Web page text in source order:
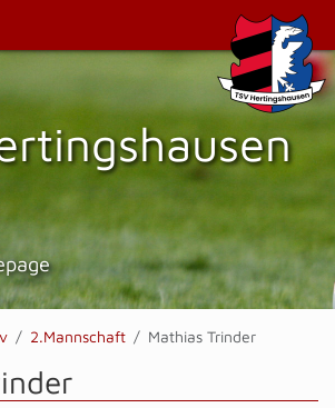
2.Mannschaft Mathias Trinder